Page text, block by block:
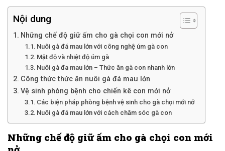
Nội dung
Những chế độ giữ ấm cho gà chọi con mới nở
Nuôi gà đá mau lớn với công nghệ úm gà con
Mật độ và nhiệt độ úm gà
Nuôi gà đa mau lớn – Thức ăn gà con nhanh lớn
Công thức thức ăn nuôi gà đá mau lớn
Vệ sinh phòng bệnh cho chiến kê con mới nở
Các biện pháp phòng bệnh vệ sinh cho gà chọi mới nở
Nuôi gà đá mau lớn với cách chăm sóc gà con
Những chế độ giữ ấm cho gà chọi con mới